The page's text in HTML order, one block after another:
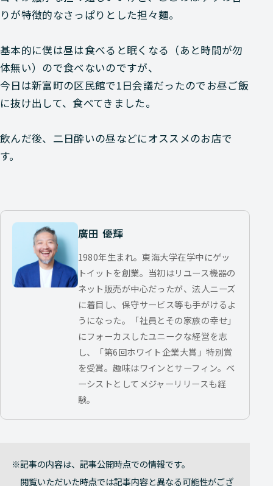
りが特徴的なさっぱりとした担々麺。
基本的に僕は昼は食べると眠くなる（あと時間が勿
体無い）ので食べないのですが、
今日は新富町の区民館で1日会議だったのでお昼ご飯
に抜け出して、食べてきました。
飲んだ後、二日酔いの昼などにオススメのお店で
す。
廣田 優輝
1980年生まれ。東海大学在学中にゲッ
トイットを創業。当初はリユース機器の
ネット販売が中心だったが、法人ニーズ
に着目し、保守サービス等も手がけるよ
うになった。「社員とその家族の幸せ」
にフォーカスしたユニークな経営を志
し、「第6回ホワイト企業大賞」特別賞
を受賞。趣味はワインとサーフィン。ベ
ーシストとしてメジャーリリースも経
験。
記事の内容は、記事公開時点での情報です。
閲覧いただいた時点では記事内容と異なる可能性がござ